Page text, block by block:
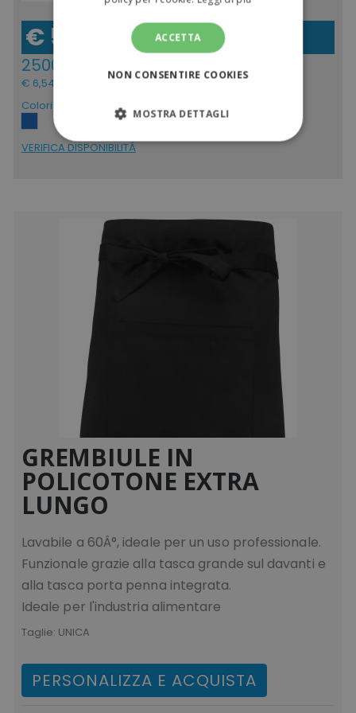
€ 5,36 (IVA escl.)
2500pz
€ 6,54
Colori
VERIFICA DISPONIBILITÁ
GREMBIULE IN
POLICOTONE EXTRA
LUNGO
Lavabile a 60Â°, ideale per un uso professionale.
Funzionale grazie alla tasca grande sul davanti e
alla tasca porta penna integrata.
Ideale per l'industria alimentare
Taglie: UNICA
PERSONALIZZA E ACQUISTA
ACCETTA
NON CONSENTIRE COOKIES
MOSTRA DETTAGLI
STRETTAMENTE NECESSARI
TARGETING
Strettamente necessari
I cookie strettamente necessari consentono le
funzionalità principali del sito web come
l'accesso dell'utente e la gestione dell'account.
Il sito web non può essere utilizzato
correttamente senza i cookie strettamente
necessari.
Nome
utm_source
utm_campaign
mage-cache-sessid